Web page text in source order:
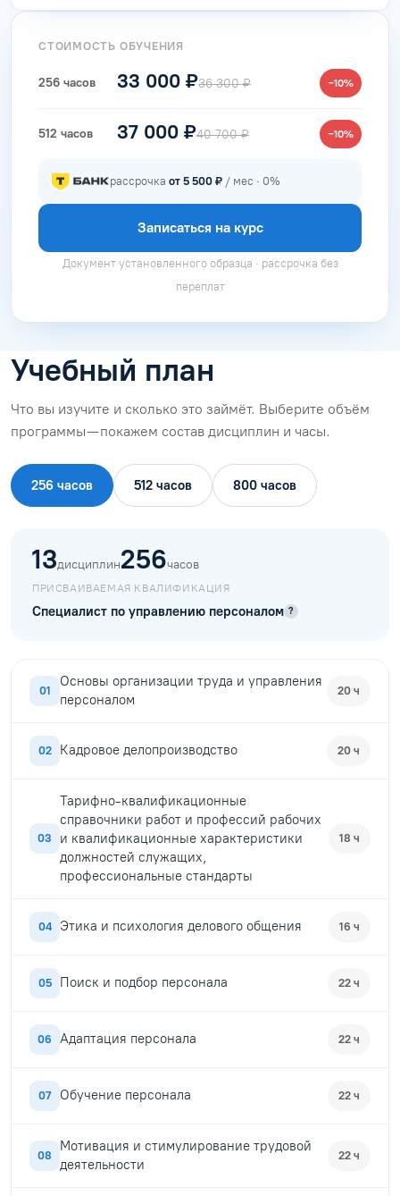
СТОИМОСТЬ ОБУЧЕНИЯ
256 часов 33 000 ₽36 300 ₽ −10%
512 часов 37 000 ₽40 700 ₽ −10%
рассрочка от 5 500 ₽ / мес · 0%
Записаться на курс
Документ установленного образца · рассрочка без
переплат
Учебный план
Что вы изучите и сколько это займёт. Выберите объём
программы — покажем состав дисциплин и часы.
256 часов 512 часов 800 часов
13дисциплин256часов
ПРИСВАИВАЕМАЯ КВАЛИФИКАЦИЯ
Специалист по управлению персоналом ?
01
Основы организации труда и управления
персоналом
20 ч
02 Кадровое делопроизводство 20 ч
03
Тарифно-квалификационные
справочники работ и профессий рабочих
и квалификационные характеристики
должностей служащих,
профессиональные стандарты
18 ч
04 Этика и психология делового общения 16 ч
05 Поиск и подбор персонала 22 ч
06 Адаптация персонала 22 ч
07 Обучение персонала 22 ч
08
Мотивация и стимулирование трудовой
деятельности
22 ч